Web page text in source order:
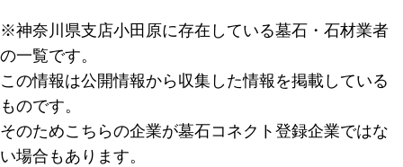
※神奈川県支店小田原に存在している墓石・石材業者
の一覧です。
この情報は公開情報から収集した情報を掲載している
ものです。
そのためこちらの企業が墓石コネクト登録企業ではな
い場合もあります。